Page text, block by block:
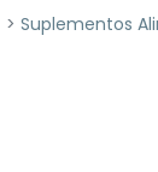
Suplementos